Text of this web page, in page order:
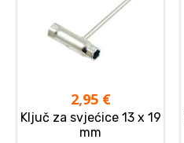
2,95 €
Ključ za svjećice 13 x 19
mm